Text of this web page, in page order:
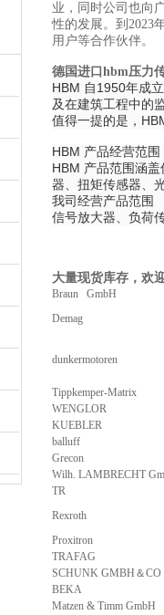
业，同时公司也向
性的发展。到2023
用户等合作伙伴。
德国进口hbm压力
HBM 自1950年成
及在建筑工程中的
值得一提的是，
HBM 产品经营范围
HBM 产品范围涵
器、扭矩传感器、
我司经营产品范围
信号放大器、负荷
大量现货库存，欢
Braun GmbH
Demag
dunkermotoren
Tippkemper-Matrix
WENGLOR
KUEBLER
balluff
Grecon
Wilh. LAMBRECHT
TR
Rexroth
Proxitron
TRAFAG
SCHUNK GMBH＆CO
BEKA
Matzen & Timm GmbH